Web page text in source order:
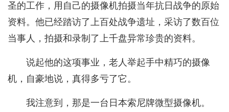
圣的工作，用自己的摄像机拍摄当年抗日战争的原始
资料。他已经踏访了上百处战争遗址，采访了数百位
当事人，拍摄和录制了上千盘异常珍贵的资料。
说起他的这项事业，老人举起手中精巧的摄像
机，自豪地说，真得多亏了它。
我注意到，那是一台日本索尼牌微型摄像机。